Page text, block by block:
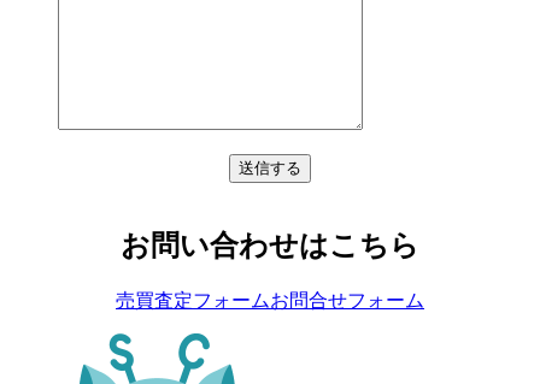
お問い合わせはこちら
売買査定フォームお問合せフォーム